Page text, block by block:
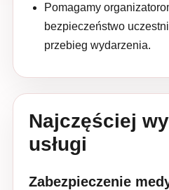
Pomagamy
bezpieczeństwo
przebieg wydarzenia.
Najczęściej
usługi
Zabezpieczenie